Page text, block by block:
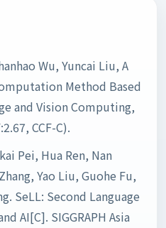
Wu, Yuncai Liu, A
Method Based
and Vision Computing,
CCF-C).
Pei, Hua Ren, Nan
Yao Liu, Guohe Fu,
SeLL: Second Language
AI[C]. SIGGRAPH Asia